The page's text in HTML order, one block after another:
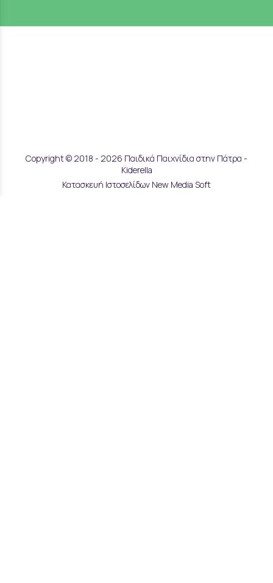
Copyright © 2018 - 2026 Παιδικά Παιχνίδια στην Πάτρα -
Kiderella
Κατασκευή Ιστοσελίδων New Media Soft